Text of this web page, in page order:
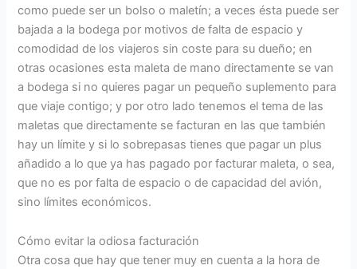
como puede ser un bolso o maletín; a veces ésta puede ser
bajada a la bodega por motivos de falta de espacio y
comodidad de los viajeros sin coste para su dueño; en
otras ocasiones esta maleta de mano directamente se van
a bodega si no quieres pagar un pequeño suplemento para
que viaje contigo; y por otro lado tenemos el tema de las
maletas que directamente se facturan en las que también
hay un límite y si lo sobrepasas tienes que pagar un plus
añadido a lo que ya has pagado por facturar maleta, o sea,
que no es por falta de espacio o de capacidad del avión,
sino límites económicos.
Cómo evitar la odiosa facturación
Otra cosa que hay que tener muy en cuenta a la hora de